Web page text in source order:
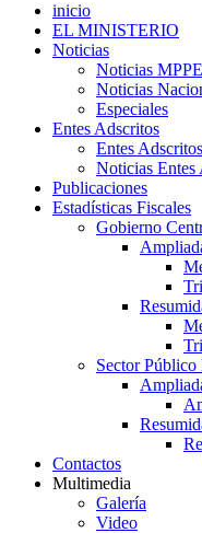
inicio
EL MINISTERIO
Noticias
Noticias
Noticias
Especiales
Entes Adscritos
Entes
Noticias Entes
Publicaciones
Estadísticas Fiscales
Gobierno
Sector
Contactos
Multimedia
Galería
Video